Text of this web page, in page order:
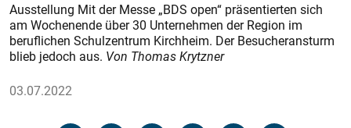
Ausstellung Mit der Messe „BDS open“ präsentierten sich
am Wochenende über 30 Unternehmen der Region im
beruflichen Schulzentrum Kirchheim. Der Besucheransturm
blieb jedoch aus. Von Thomas Krytzner
03.07.2022